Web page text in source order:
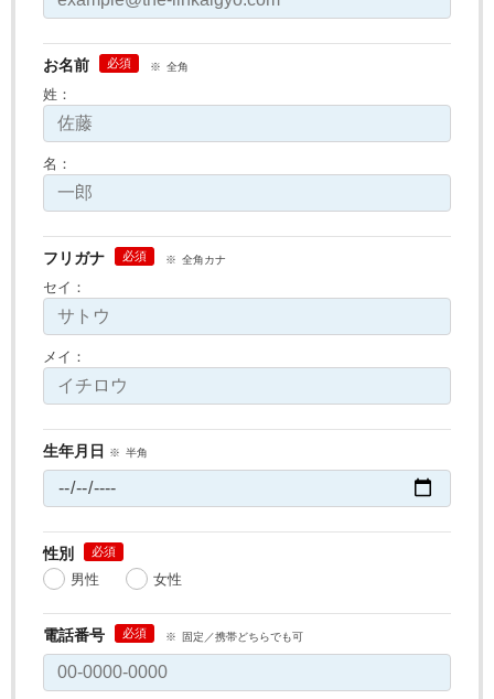
お名前 全角
姓：
名：
フリガナ 全角カナ
セイ：
メイ：
生年月日 半角
性別
男性 女性
電話番号 固定／携帯どちらでも可